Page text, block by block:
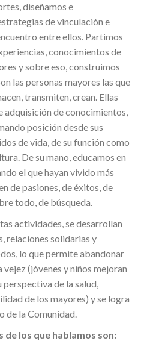
diseñamos e
de vinculación e
entre ellos. Partimos
conocimientos de
y sobre eso, construimos
las personas mayores las que
transmiten, crean. Ellas
adquisición de conocimientos,
posición desde sus
de vida, de su función como
De su mano, educamos en
el que hayan vivido más
de pasiones, de éxitos, de
todo, de búsqueda.
actividades, se desarrollan
relaciones solidarias y
lo que permite abandonar
(jóvenes y niños mejoran
perspectiva de la salud,
de los mayores) y se logra
de la Comunidad.
de los que hablamos son: